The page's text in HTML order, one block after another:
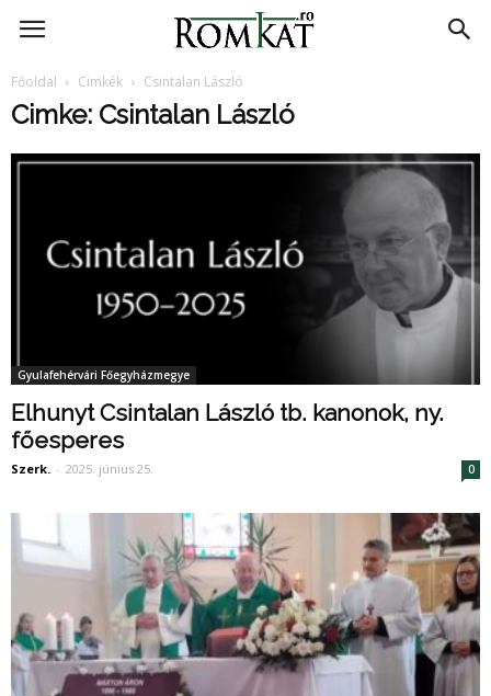
RomKat.ro
Főoldal Cimkék Csintalan László
Cimke: Csintalan László
Gyulafehérvári Főegyházmegye
Elhunyt Csintalan László tb. kanonok, ny.
főesperes
Szerk. - 2025. június 25. 0